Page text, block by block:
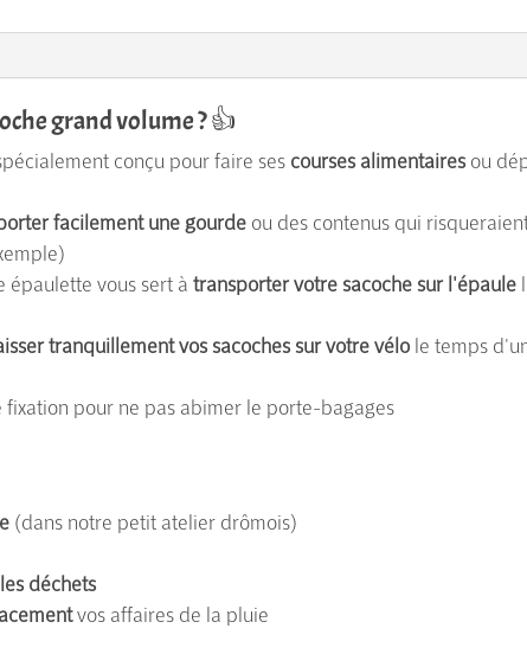
grand volume ? 👍
conçu pour faire ses courses alimentaires ou
facilement une gourde ou des contenus qui
vous sert à transporter votre sacoche sur l'épaule
tranquillement vos sacoches sur votre vélo le temps
fixation pour ne pas abimer le porte-bagages
(dans notre petit atelier drômois)
déchets
vos affaires de la pluie